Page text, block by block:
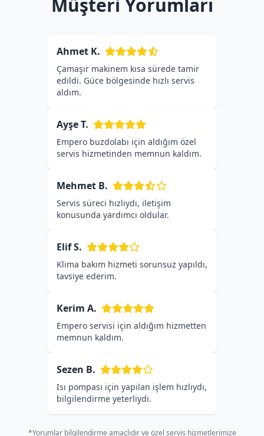
Müşteri Yorumları
Ahmet K.
Çamaşır makinem kısa sürede tamir
edildi. Güce bölgesinde hızlı servis
aldım.
Ayşe T.
Empero buzdolabı için aldığım özel
servis hizmetinden memnun kaldım.
Mehmet B.
Servis süreci hızlıydı, iletişim
konusunda yardımcı oldular.
Elif S.
Klima bakım hizmeti sorunsuz yapıldı,
tavsiye ederim.
Kerim A.
Empero servisi için aldığım hizmetten
memnun kaldım.
Sezen B.
Isı pompası için yapılan işlem hızlıydı,
bilgilendirme yeterliydi.
*Yorumlar bilgilendirme amaçlıdır ve özel servis hizmetlerimize